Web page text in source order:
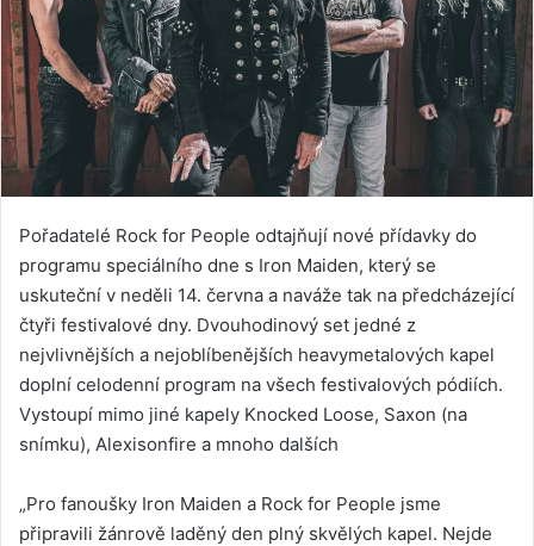
Pořadatelé Rock for People odtajňují nové přídavky do
programu speciálního dne s Iron Maiden, který se
uskuteční v neděli 14. června a naváže tak na předcházející
čtyři festivalové dny. Dvouhodinový set jedné z
nejvlivnějších a nejoblíbenějších heavymetalových kapel
doplní celodenní program na všech festivalových pódiích.
Vystoupí mimo jiné kapely Knocked Loose, Saxon (na
snímku), Alexisonfire a mnoho dalších
„Pro fanoušky Iron Maiden a Rock for People jsme
připravili žánrově laděný den plný skvělých kapel. Nejde